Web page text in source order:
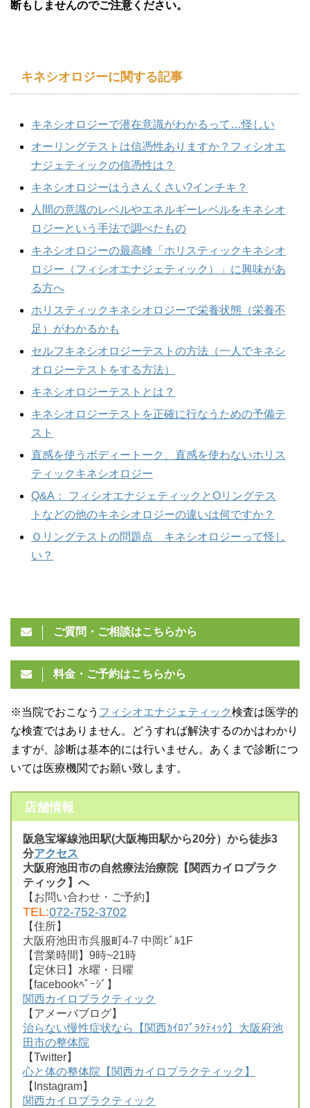
断もしませんのでご注意ください。
キネシオロジーに関する記事
キネシオロジーで潜在意識がわかるって…怪しい
オーリングテストは信憑性ありますか？フィシオエ
ナジェティックの信憑性は？
キネシオロジーはうさんくさい?インチキ？
人間の意識のレベルやエネルギーレベルをキネシオ
ロジーという手法で調べたもの
キネシオロジーの最高峰「ホリスティックキネシオ
ロジー（フィシオエナジェティック）」に興味があ
る方へ
ホリスティックキネシオロジーで栄養状態（栄養不
足）がわかるかも
セルフキネシオロジーテストの方法（一人でキネシ
オロジーテストをする方法）
キネシオロジーテストとは？
キネシオロジーテストを正確に行なうための予備テ
スト
直感を使うボディートーク、直感を使わないホリス
ティックキネシオロジー
Q&A： フィシオエナジェティックとOリングテス
トなどの他のキネシオロジーの違いは何ですか？
Ｏリングテストの問題点 キネシオロジーって怪し
い？
ご質問・ご相談はこちらから
料金・ご予約はこちらから
※当院でおこなう フィシオエナジェティック検査は医学的
な検査ではありません。どうすれば解決するのかはわかり
ますが、診断は基本的には行いません。あくまで診断につ
いては医療機関でお願い致します。
店舗情報
阪急宝塚線池田駅(大阪梅田駅から20分）から徒歩3
分アクセス
大阪府池田市の自然療法治療院【関西カイロプラク
ティック】へ
【お問い合わせ・ご予約】
TEL:072-752-3702
【住所】
大阪府池田市呉服町4-7 中岡ﾋﾞﾙ1F
【営業時間】9時~21時
【定休日】水曜・日曜
【facebookﾍﾟｰｼﾞ】
関西カイロプラクティック
【アメーバブログ】
治らない慢性症状なら【関西ｶｲﾛﾌﾟﾗｸﾃｨｯｸ】大阪府池
田市の整体院
【Twitter】
心と体の整体院【関西カイロプラクティック】
【Instagram】
関西カイロプラクティック